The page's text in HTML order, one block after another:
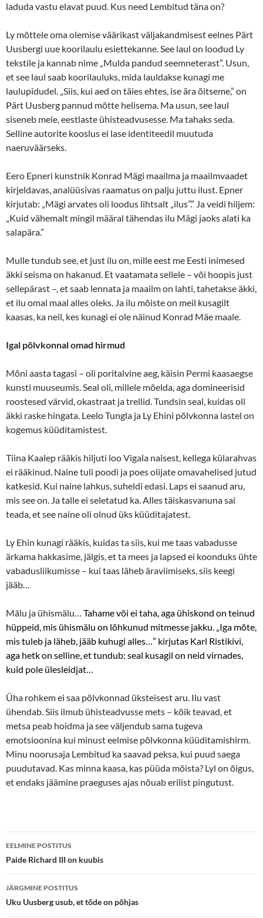
laduda vastu elavat puud. Kus need Lembitud täna on?
Ly mõttele oma olemise väärikast väljakandmisest eelnes Pärt
Uusbergi uue koorilaulu esiettekanne. See laul on loodud Ly
tekstile ja kannab nime „Mulda pandud seemneterast”. Usun,
et see laul saab koorilauluks, mida lauldakse kunagi me
laulupidudel. „Siis, kui aed on täies ehtes, ise ära õitseme,” on
Pärt Uusberg pannud mõtte helisema. Ma usun, see laul
siseneb meie, eestlaste ühisteadvusesse. Ma tahaks seda.
Selline autorite kooslus ei lase identiteedil muutuda
naeruväärseks.
Eero Epneri kunstnik Konrad Mägi maailma ja maailmvaadet
kirjeldavas, analüüsivas raamatus on palju juttu ilust. Epner
kirjutab: „Mägi arvates oli loodus lihtsalt „ilus”.” Ja veidi hiljem:
„Kuid vähemalt mingil määral tähendas ilu Mägi jaoks alati ka
salapära.”
Mulle tundub see, et just ilu on, mille eest me Eesti inimesed
äkki seisma on hakanud. Et vaatamata sellele – või hoopis just
sellepärast –, et saab lennata ja maailm on lahti, tahetakse äkki,
et ilu omal maal alles oleks. Ja ilu mõiste on meil kusagilt
kaasas, ka neil, kes kunagi ei ole näinud Konrad Mäe maale.
Igal põlvkonnal omad hirmud
Mõni aasta tagasi – oli poritalvine aeg, käisin Permi kaasaegse
kunsti muuseumis. Seal oli, millele mõelda, aga domineerisid
roostesed värvid, okastraat ja trellid. Tundsin seal, kuidas oli
äkki raske hingata. Leelo Tungla ja Ly Ehini põlvkonna lastel on
kogemus küüditamistest.
Tiina Kaalep rääkis hiljuti loo Vigala naisest, kellega külarahvas
ei rääkinud. Naine tuli poodi ja poes olijate omavahelised jutud
katkesid. Kui naine lahkus, suheldi edasi. Laps ei saanud aru,
mis see on. Ja talle ei seletatud ka. Alles täiskasvanuna sai
teada, et see naine oli olnud üks küüditajatest.
Ly Ehin kunagi rääkis, kuidas ta siis, kui me taas vabadusse
ärkama hakkasime, jälgis, et ta mees ja lapsed ei koonduks ühte
vabadusliikumisse – kui taas läheb äraviimiseks, siis keegi
jääb…
Mälu ja ühismälu… Tahame või ei taha, aga ühiskond on teinud
hüppeid, mis ühismälu on lõhkunud mitmesse jakku. „Iga mõte,
mis tuleb ja läheb, jääb kuhugi alles…” kirjutas Karl Ristikivi,
aga hetk on selline, et tundub: seal kusagil on neid virnades,
kuid pole ülesleidjat…
Üha rohkem ei saa põlvkonnad üksteisest aru. Ilu vast
ühendab. Siis ilmub ühisteadvusse mets – kõik teavad, et
metsa peab hoidma ja see väljendub sama tugeva
emotsioonina kui minust eelmise põlvkonna küüditamishirm.
Minu noorusaja Lembitud ka saavad peksa, kui puud saega
puudutavad. Kas minna kaasa, kas püüda mõista? Lyl on õigus,
et endaks jäämine praeguses ajas nõuab erilist pingutust.
Postituste
töölaud
EELMINE POSTITUS
Paide Richard III on kuubis
JÄRGMINE POSTITUS
Uku Uusberg usub, et tõde on põhjas